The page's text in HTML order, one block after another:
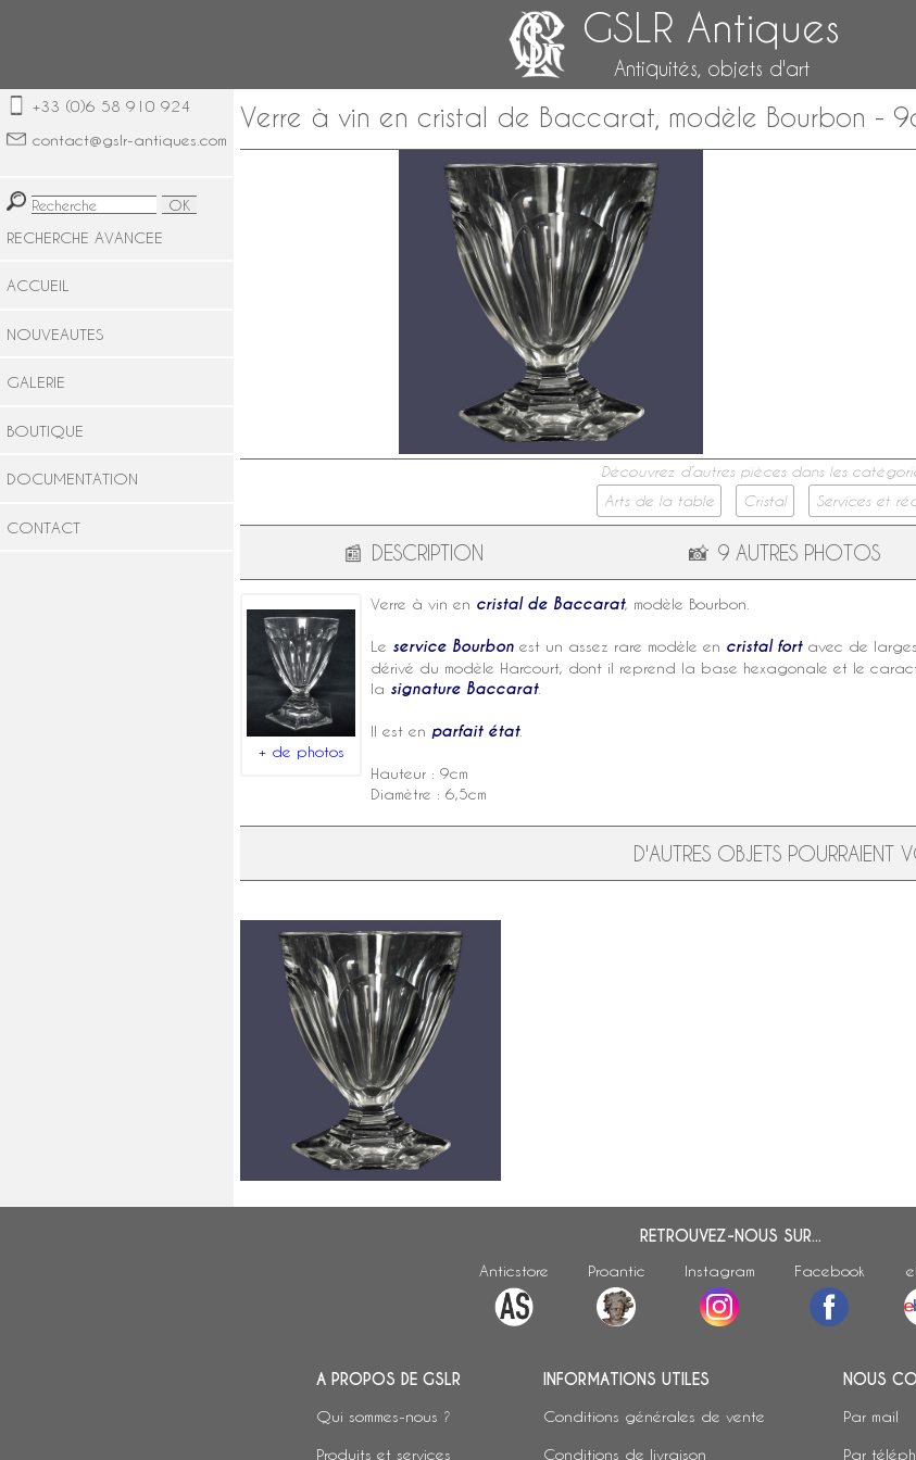
GSLR Antiques
Antiquités, objets d'art
+33 (0)6 58 910 924
contact@gslr-antiques.com
RECHERCHE AVANCEE
ACCUEIL
NOUVEAUTES
GALERIE
BOUTIQUE
DOCUMENTATION
CONTACT
Verre à vin en cristal de Baccarat, modèle Bourbon -
Découvrez d’autres pièces dans les
Arts de la table
Cristal Services et
📰 DESCRIPTION 📸 9 AUTRES PHOTOS
+ de photos
Verre à vin en cristal de Baccarat, modèle Bourbon
Le service Bourbon est un assez rare modèle en cristal fortavec de
dérivé du modèle Harcourt, dont il reprend la base hexagonale et le
la signature Baccarat.
Il est en parfait état.
Hauteur : 9cm
Diamètre : 6,5cm
D'AUTRES OBJETS POURRAIENT
Verre à porto en cristal de
Baccarat, modèle Bourbon - 8cm -
RETROUVEZ-NOUS SUR...
Anticstore Proantic Instagram Facebook
A PROPOS DE GSLR
Qui sommes-nous ?
Produits et services
INFORMATIONS UTILES
Conditions générales de vente
Conditions de livraison
NOUS
Par mail
Par